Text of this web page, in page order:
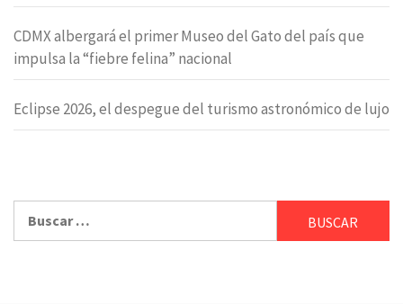
CDMX albergará el primer Museo del Gato del país que
impulsa la “fiebre felina” nacional
Eclipse 2026, el despegue del turismo astronómico de lujo